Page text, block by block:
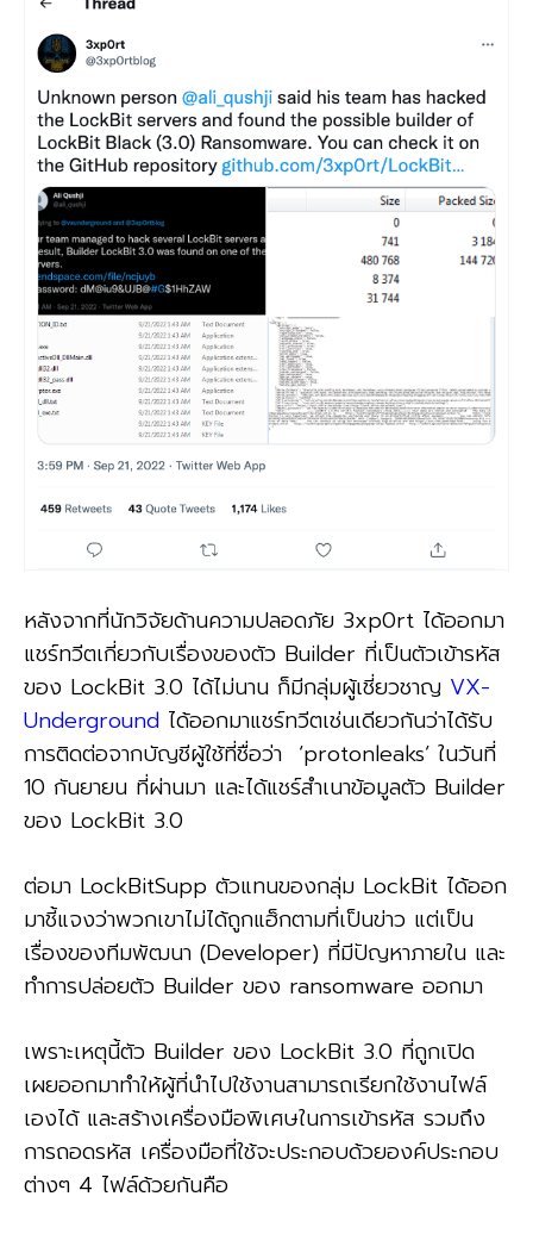
หลังจากที่นักวิจัยด้านความปลอดภัย 3xp0rt ได้ออกมา
แชร์ทวีตเกี่ยวกับเรื่องของตัว Builder ที่เป็นตัวเข้ารหัส
ของ LockBit 3.0 ได้ไม่นาน ก็มีกลุ่มผู้เชี่ยวชาญ VX-
Underground ได้ออกมาแชร์ทวีตเช่นเดียวกันว่าได้รับ
การติดต่อจากบัญชีผู้ใช้ที่ชื่อว่า ‘protonleaks’ ในวันที่
10 กันยายน ที่ผ่านมา และได้แชร์สำเนาข้อมูลตัว Builder
ของ LockBit 3.0
ต่อมา LockBitSupp ตัวแทนของกลุ่ม LockBit ได้ออก
มาชี้แจงว่าพวกเขาไม่ได้ถูกแฮ็กตามที่เป็นข่าว แต่เป็น
เรื่องของทีมพัฒนา (Developer) ที่มีปัญหาภายใน และ
ทำการปล่อยตัว Builder ของ ransomware ออกมา
เพราะเหตุนี้ตัว Builder ของ LockBit 3.0 ที่ถูกเปิด
เผยออกมาทำให้ผู้ที่นำไปใช้งานสามารถเรียกใช้งานไฟล์
เองได้ และสร้างเครื่องมือพิเศษในการเข้ารหัส รวมถึง
การถอดรหัส เครื่องมือที่ใช้จะประกอบด้วยองค์ประกอบ
ต่างๆ 4 ไฟล์ด้วยกันคือ